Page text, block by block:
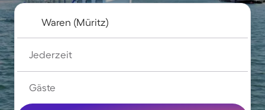
Jederzeit
Gäste